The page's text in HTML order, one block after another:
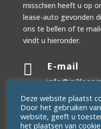
misschien heeft u op
lease-auto gevonden
ons te bellen of te
vindt u hieronder.
 E-mail
 Telefoon
0343-238001
Deze website plaatst
Door het gebruiken
website, geeft u
het plaatsen van